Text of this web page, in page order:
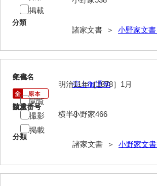
馬屋原家文書
江浪家文書
相木家文書
分類
諸家文書 ＞ 小野家文書
掲載
6
文書名
売上御通他
請求番号
小野家466
分類
諸家文書 ＞ 小野家文書
年代
明治11年［1878］1月
数量
横半3
閲覧
撮影
掲載